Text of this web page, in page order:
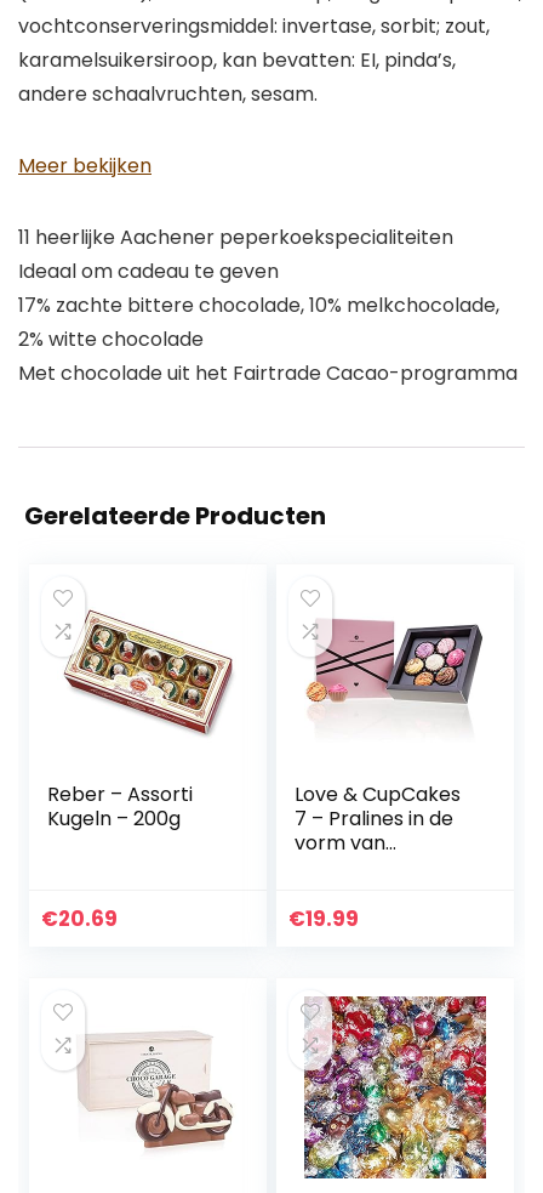
vochtconserveringsmiddel: invertase, sorbit; zout,
karamelsuikersiroop, kan bevatten: EI, pinda’s,
andere schaalvruchten, sesam.
Meer bekijken
11 heerlijke Aachener peperkoekspecialiteiten
Ideaal om cadeau te geven
17% zachte bittere chocolade, 10% melkchocolade,
2% witte chocolade
Met chocolade uit het Fairtrade Cacao-programma
Gerelateerde Producten
Reber – Assorti
Kugeln – 200g
€20.69
Love & CupCakes
7 – Pralines in de
vorm van
Geschenk |
Man | Vrouw |
Geschenkidee
liefde | Verjaardag
| Mama | Papa |
Valentijn |
Moederdag
€19.99